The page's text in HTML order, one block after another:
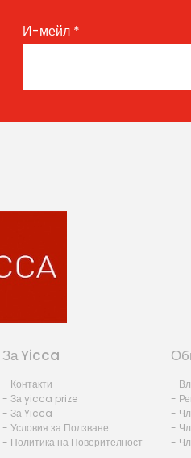
И-мейл *
За Yicca
- Контакти
- За yicca prize
- За Yicca
- Условия за Ползване
- Политика на Поверителност
-
-
-
-
-